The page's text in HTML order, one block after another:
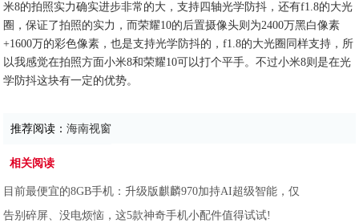
米8的拍照实力确实进步非常的大，支持四轴光学防抖，还有f1.8的大光
圈，保证了拍照的实力，而荣耀10的后置摄像头则为2400万黑白像素
+1600万的彩色像素，也是支持光学防抖的，f1.8的大光圈同样支持，所
以我感觉在拍照方面小米8和荣耀10可以打个平手。不过小米8则是在光
学防抖这块有一定的优势。
推荐阅读：海南视窗
相关阅读
目前最便宜的8GB手机：升级版麒麟970加持AI超级智能，仅
告别碎屏、没电烦恼，这5款神奇手机小配件值得试试!